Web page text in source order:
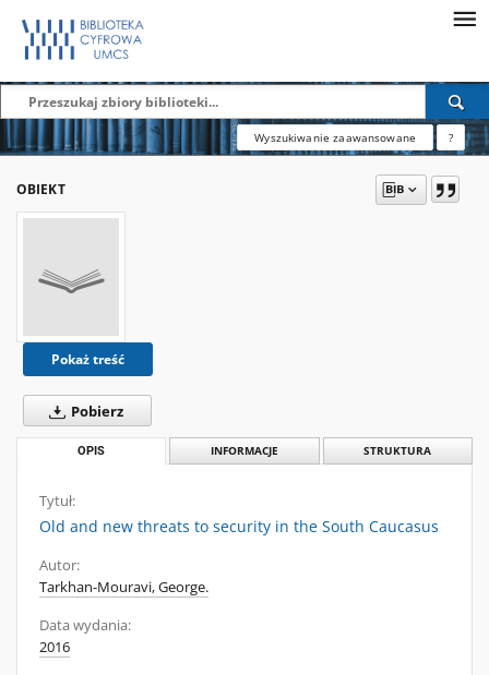
Wyszukiwanie zaawansowane ?
OBIEKT
Pokaż treść
Pobierz
OPIS INFORMACJE STRUKTURA
Tytuł:
Old and new threats to security in the South Caucasus
Autor:
Tarkhan-Mouravi, George.
Data wydania:
2016